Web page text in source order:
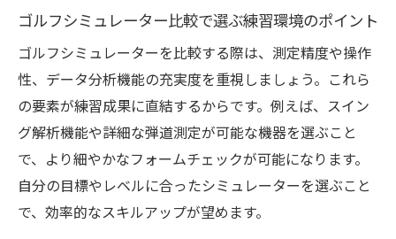
活用方法
ディテクト ゴルフ精度が練習効率に与える
影響
高精度シミュレーターの比較ポイントと選
び方
測定結果を細分化しスキルアップを加速さ
せる技術
ゴルフシミュレーター比較で選ぶ練習環境のポイント
ゴルフシミュレーターを比較する際は、測定精度や操作
性、データ分析機能の充実度を重視しましょう。これら
の要素が練習成果に直結するからです。例えば、スイン
グ解析機能や詳細な弾道測定が可能な機器を選ぶこと
で、より細やかなフォームチェックが可能になります。
自分の目標やレベルに合ったシミュレーターを選ぶこと
で、効率的なスキルアップが望めます。